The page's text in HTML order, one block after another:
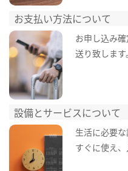
お支払い方法について
お申し込み
送り致します。
設備とサービスについて
生活に必要
すぐに使え